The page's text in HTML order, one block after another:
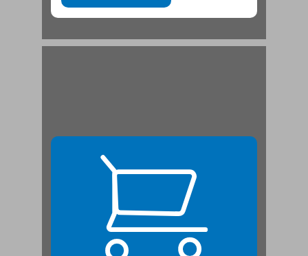
של מי הטלית? | שׂיחה ... 24